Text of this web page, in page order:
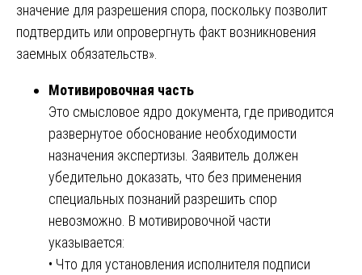
значение для разрешения спора, поскольку позволит
подтвердить или опровергнуть факт возникновения
заемных обязательств».
Мотивировочная часть
Это смысловое ядро документа, где приводится
развернутое обоснование необходимости
назначения экспертизы. Заявитель должен
убедительно доказать, что без применения
специальных познаний разрешить спор
невозможно. В мотивировочной части
указывается:
• Что для установления исполнителя подписи